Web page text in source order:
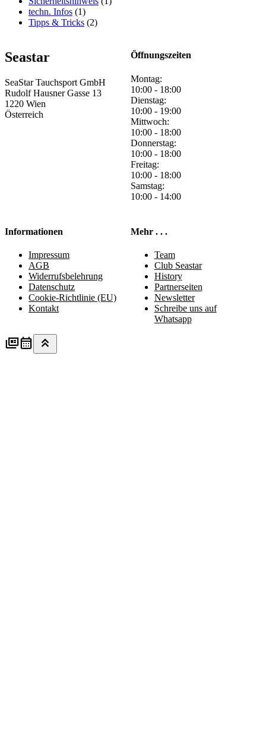
techn. Infos (1)
Tipps & Tricks (2)
Seastar
SeaStar Tauchsport GmbH
Rudolf Hausner Gasse 13
1220 Wien
Österreich
Öffnungszeiten
Montag:
10:00 - 18:00
Dienstag:
10:00 - 19:00
Mittwoch:
10:00 - 18:00
Donnerstag:
10:00 - 18:00
Freitag:
10:00 - 18:00
Samstag:
10:00 - 14:00
Informationen
Impressum
AGB
Widerrufsbelehrung
Datenschutz
Cookie-Richtlinie (EU)
Kontakt
Mehr . . .
Team
Club Seastar
History
Partnerseiten
Newsletter
Schreibe uns auf
Whatsapp